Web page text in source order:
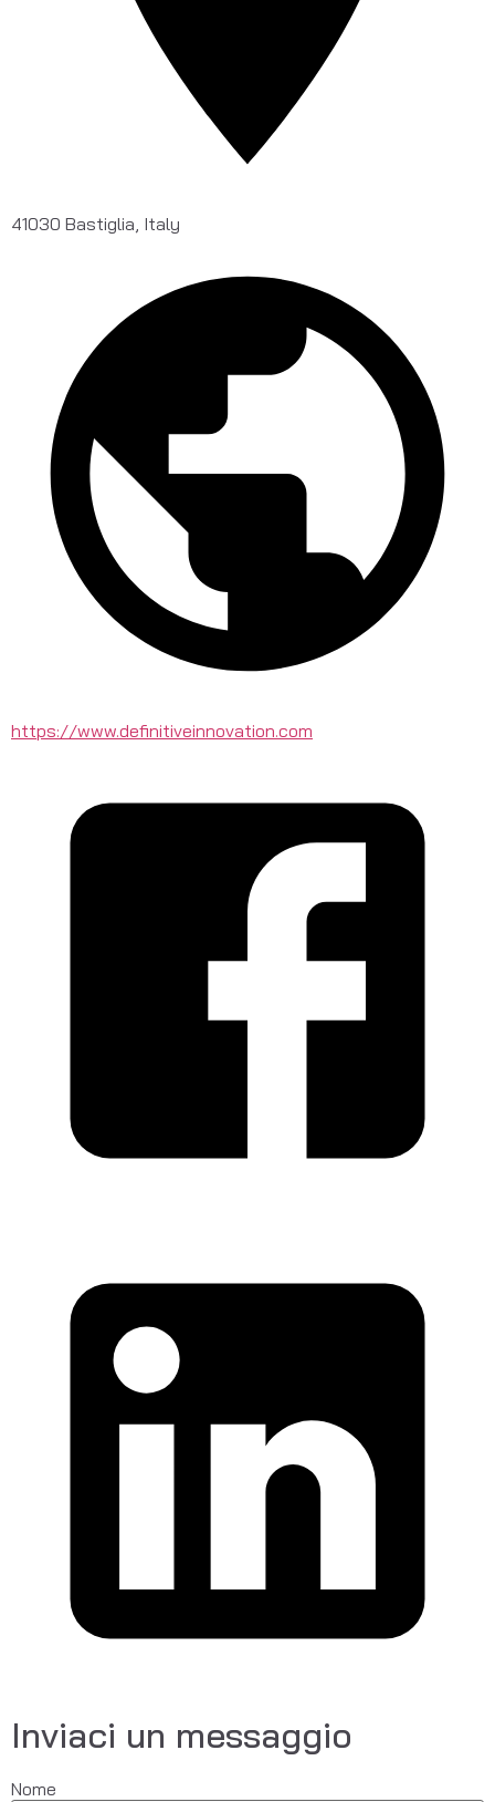
41030 Bastiglia, Italy
https://www.definitiveinnovation.com
Inviaci un messaggio
Nome